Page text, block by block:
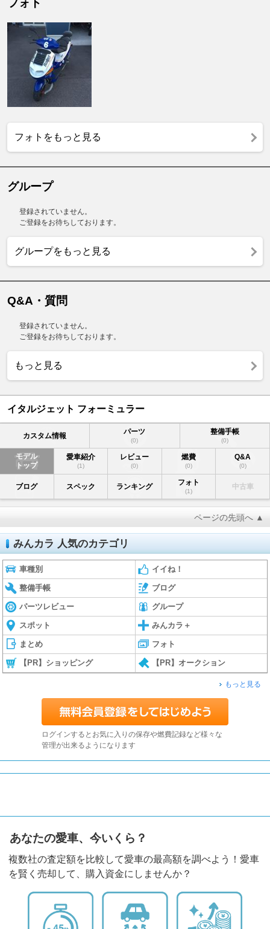
フォト
フォトをもっと見る
グループ
登録されていません。
ご登録をお待ちしております。
グループをもっと見る
Q&A・質問
登録されていません。
ご登録をお待ちしております。
もっと見る
イタルジェット フォーミュラー
カスタム情報 パーツ
(0)
整備手帳
(0)
モデル
トップ
愛車紹介
(1)
レビュー
(0)
燃費
(0)
Q&A
(0)
ブログ スペック ランキング フォト
(1)
中古車
ページの先頭へ ▲
みんカラ 人気のカテゴリ
車種別 イイね！
整備手帳 ブログ
パーツレビュー グループ
スポット みんカラ＋
まとめ フォト
【PR】ショッピング 【PR】オークション
もっと見る
ログインするとお気に入りの保存や燃費記録など様々な
管理が出来るようになります
あなたの愛車、今いくら？
複数社の査定額を比較して愛車の最高額を調べよう！愛車
を賢く売却して、購入資金にしませんか？